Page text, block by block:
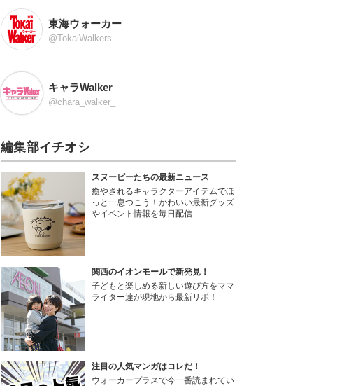
東海ウォーカー
@TokaiWalkers
キャラWalker
@chara_walker_
編集部イチオシ
スヌーピーたちの最新ニュース
癒やされるキャラクターアイテムでほ
っと一息つこう！かわいい最新グッズ
やイベント情報を毎日配信
関西のイオンモールで新発見！
子どもと楽しめる新しい遊び方をママ
ライター達が現地から最新リポ！
注目の人気マンガはコレだ！
ウォーカープラスで今一番読まれてい